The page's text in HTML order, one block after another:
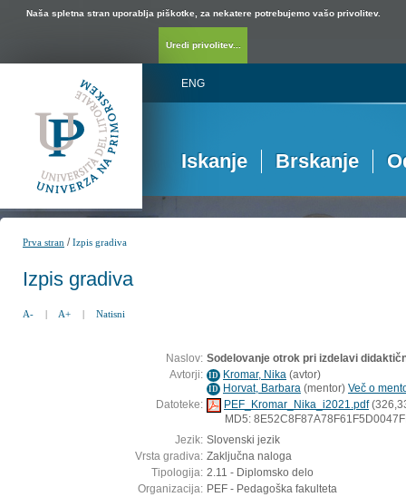
Naša spletna stran uporablja piškotke, za nekatere potrebujemo vašo privolitev.
Uredi privolitev...
ENG
Iskanje Brskanje
Prva stran /Izpis gradiva
Izpis gradiva
A- | A+ | Natisni
Naslov: Sodelovanje otrok pri izdelavi
Avtorji: ID Kromar, Nika (avtor)
ID Horvat, Barbara (mentor) Več o
Datoteke:
PEF_Kromar_Nika_i2021.pdf
MD5:
Jezik: Slovenski jezik
Vrsta gradiva: Zaključna naloga
Tipologija: 2.11 - Diplomsko delo
Organizacija: PEF - Pedagoška fakulteta